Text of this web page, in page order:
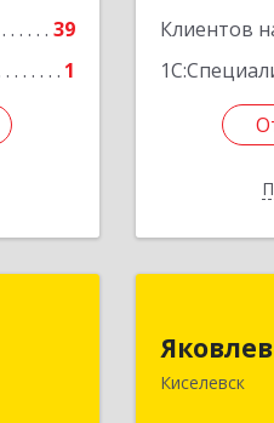
39
1
Клиентов
Киселевск
650002,
пр-т